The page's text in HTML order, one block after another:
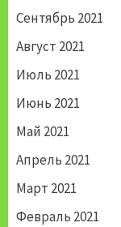
Сентябрь 2021
Август 2021
Июль 2021
Июнь 2021
Май 2021
Апрель 2021
Март 2021
Февраль 2021